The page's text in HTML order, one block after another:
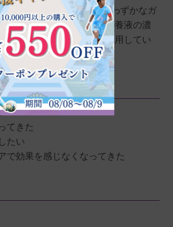
造方法が難しく抽出量もわずかなガ
なかでも、酵母の種類や培養液の濃
技術で抽出した酵母菌を使用してい
てきた
たい
で効果を感じなくなってきた